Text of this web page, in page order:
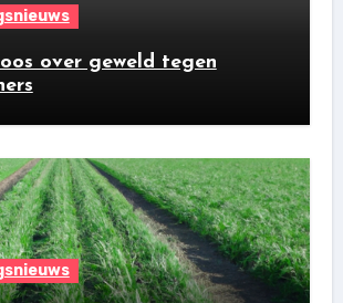
over geweld tegen